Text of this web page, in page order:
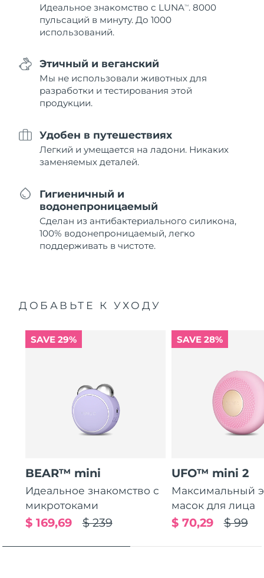
Идеальное знакомство с LUNATM . 8000
пульсаций в минуту. До 1000
использований.
Этичный и веганский
Мы не использовали животных для
разработки и тестирования этой
продукции.
Удобен в путешествиях
Легкий и умещается на ладони. Никаких
заменяемых деталей.
Гигиеничный и
водонепроницаемый
Сделан из антибактериального силикона,
100% водонепроницаемый, легко
поддерживать в чистоте.
ДОБАВЬТЕ К УХОДУ
SAVE 29%
BEAR™ mini
Идеальное знакомство с
микротоками
$ 239
$ 169,69
SAVE 28%
UFO™ mini 2
Максимальный
масок для лица
$ 99
$ 70,29